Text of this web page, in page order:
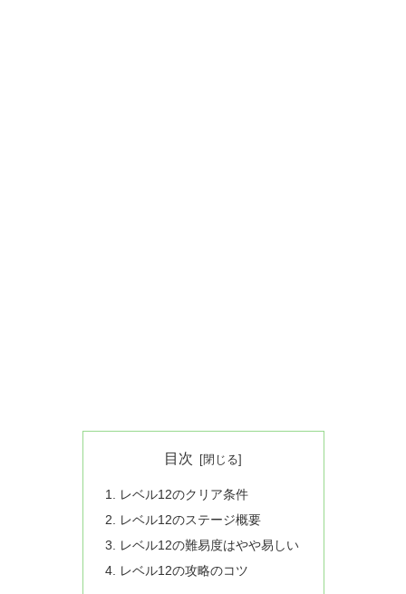
目次
レベル12のクリア条件
レベル12のステージ概要
レベル12の難易度はやや易しい
レベル12の攻略のコツ